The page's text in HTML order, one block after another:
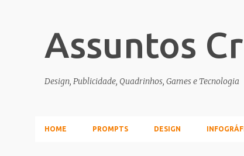
Assuntos
Design, Publicidade, Quadrinhos, Games e Tecnologia
HOME PROMPTS DESIGN